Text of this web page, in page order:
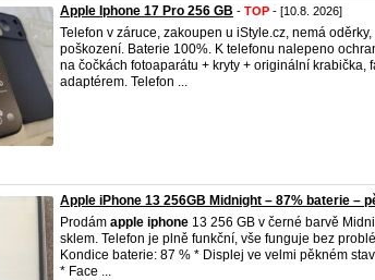
Apple Iphone 17 Pro 256 GB - TOP - [10.8. 2026]
Telefon v záruce, zakoupen u iStyle.cz, nemá
poškození. Baterie 100%. K telefonu nalepeno
na čočkách fotoaparátu + kryty + originální krabička,
adaptérem. Telefon ...
Apple iPhone 13 256GB Midnight – 87% baterie –
Prodám apple iphone 13 256 GB v černé barvě
sklem. Telefon je plně funkční, vše funguje bez
Kondice baterie: 87 % * Displej ve velmi pěkném
* Face ...